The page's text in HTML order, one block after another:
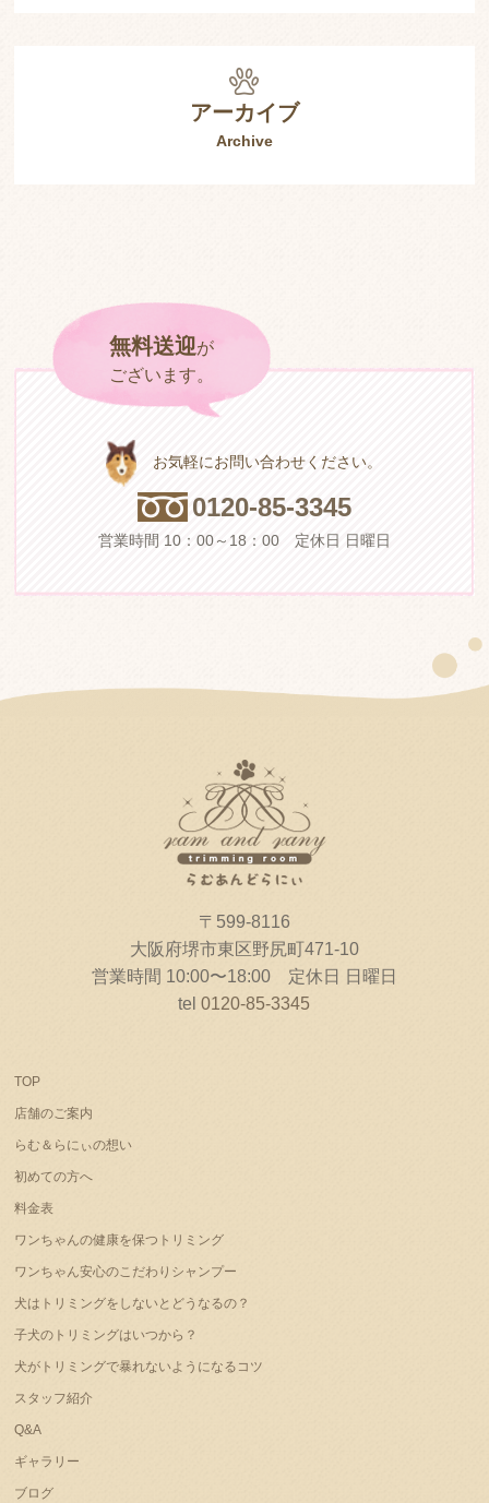
アーカイブ
Archive
無料送迎が
ござい ます。
お気軽にお問い合わせください。
0120-85-3345
営業時間 10：00～18：00 定休日 日曜日
〒599-8116
大阪府堺市東区野尻町471-10
営業時間 10:00〜18:00 定休日 日曜日
tel0120-85-3345
TOP
店舗のご案内
らむ＆らにぃの想い
初めての方へ
料金表
ワンちゃんの健康を保つトリミング
ワンちゃん安心のこだわりシャンプー
犬はトリミングをしないとどうなるの？
子犬のトリミングはいつから？
犬がトリミングで暴れないようになるコツ
スタッフ紹介
Q&A
ギャラリー
ブログ